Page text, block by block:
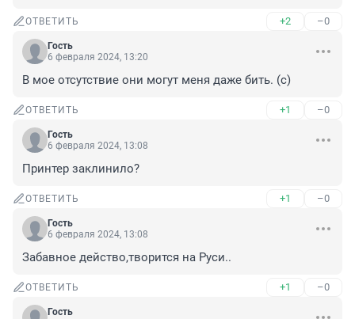
ОТВЕТИТЬ +2 –0
Гость
6 февраля 2024, 13:20
В мое отсутствие они могут меня даже бить. (с)
ОТВЕТИТЬ +1 –0
Гость
6 февраля 2024, 13:08
Принтер заклинило?
ОТВЕТИТЬ +1 –0
Гость
6 февраля 2024, 13:08
Забавное действо,творится на Руси..
ОТВЕТИТЬ +1 –0
Гость